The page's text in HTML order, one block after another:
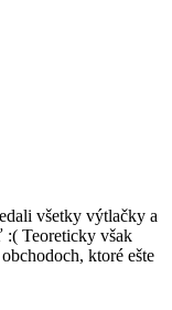
všetky výtlačky a
:( Teoreticky však
ktoré ešte